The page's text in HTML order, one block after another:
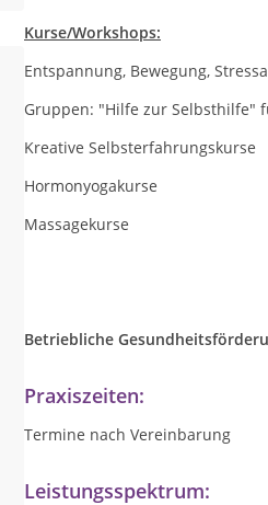
Kurse/Workshops:
Entspannung, Bewegung,
Gruppen: "Hilfe zur Selbsthilfe"
Kreative Selbsterfahrungskurse
Hormonyogakurse
Massagekurse
Betriebliche
Praxiszeiten:
Termine nach Vereinbarung
Leistungsspektrum: